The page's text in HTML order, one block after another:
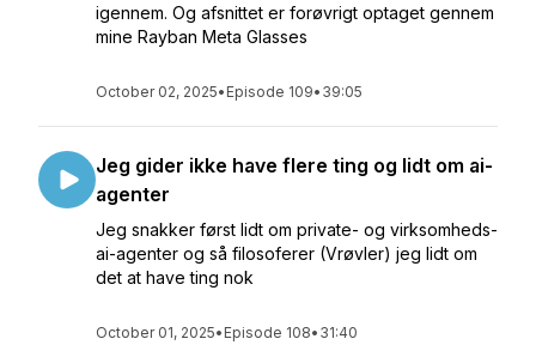
igennem. Og afsnittet er forøvrigt optaget gennem
mine Rayban Meta Glasses
October 02, 2025• Episode 109• 39:05
Jeg gider ikke have flere ting og lidt om ai-
agenter
Jeg snakker først lidt om private- og virksomheds-
ai-agenter og så filosoferer (Vrøvler) jeg lidt om
det at have ting nok
October 01, 2025• Episode 108• 31:40